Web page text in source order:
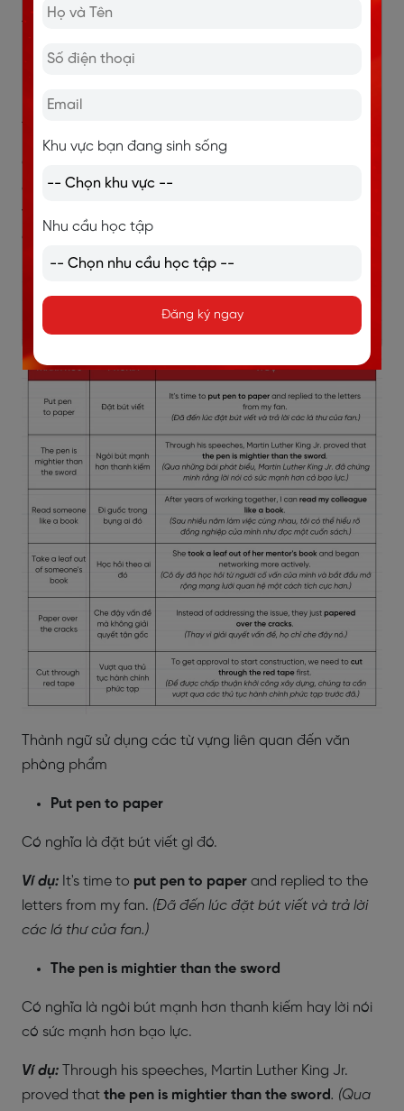
Trong giao tiếp, thành ngữ được xem là một đơn vị
ngôn ngữ sáng tạo và mang đến hiệu quả diễn đạt tự
là một lợi thế lớn giúp bạn truyền đạt và lắng nghe
thông tin một cách chính xác hơn.
Chính vì thế, bên cạnh từ vựng và mẫu câu giao tiếp,
đừng quên ghi nhớ cả 6 thành ngữ sử dụng các từ
vựng liên quan đến văn phòng phẩm sau đây để nâng
cao khả năng biểu đạt của bản thân hơn nhé.
Thành ngữ sử dụng các từ vựng liên quan đến văn
phòng phẩm
Put pen to paper
Có nghĩa là đặt bút viết gì đó.
Ví dụ: It's time to put pen to paper and replied to the
letters from my fan. (Đã đến lúc đặt bút viết và trả lời
các lá thư của fan.)
The pen is mightier than the sword
Có nghĩa là ngòi bút mạnh hơn thanh kiếm hay lời nói
có sức mạnh hơn bạo lực.
Ví dụ: Through his speeches, Martin Luther King Jr.
proved that the pen is mightier than the sword. (Qua
Khu vực bạn đang sinh sống
Nhu cầu học tập
Đăng ký ngay